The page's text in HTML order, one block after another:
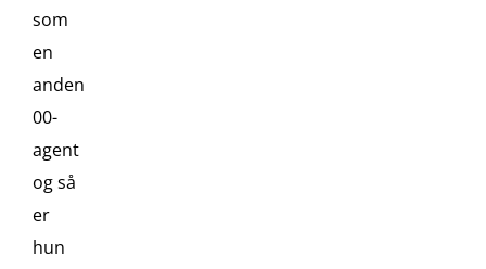
som
en
anden
00-
agent
og så
er
hun